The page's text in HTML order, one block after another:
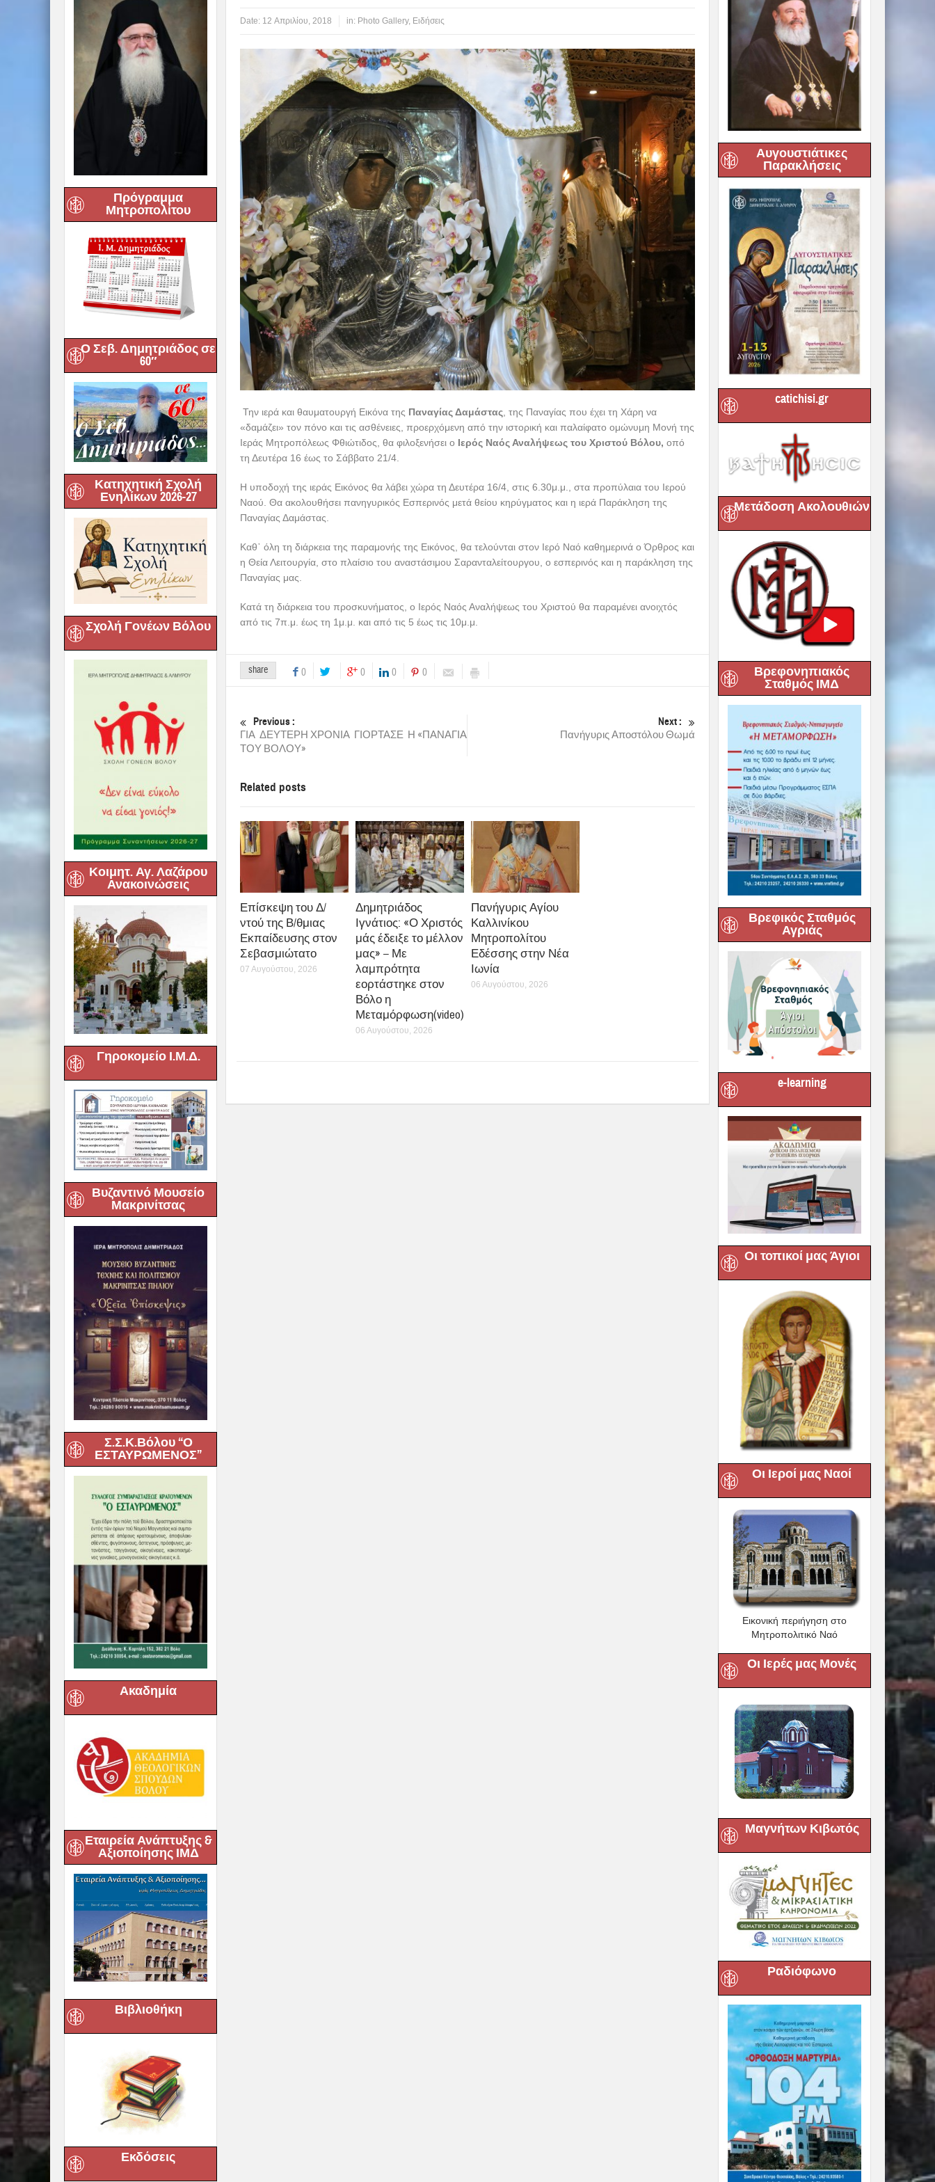
Πρόγραμμα
Μητροπολίτου
Ο Σεβ. Δημητριάδος σε
60″
Κατηχητική Σχολή
Ενηλίκων 2026-27
Σχολή Γονέων Βόλου
Κοιμητ. Αγ. Λαζάρου
Ανακοινώσεις
Γηροκομείο Ι.Μ.Δ.
Βυζαντινό Μουσείο
Μακρινίτσας
Σ.Σ.Κ.Βόλου “Ο
ΕΣΤΑΥΡΩΜΕΝΟΣ”
Ακαδημία
Εταιρεία Ανάπτυξης &
Αξιοποίησης ΙΜΔ
Βιβλιοθήκη
Εκδόσεις
Date: 12 Απριλίου, 2018 in: Photo Gallery, Ειδήσεις
Την ιερά και θαυματουργή Εικόνα της Παναγίας Δαμάστας, της Παναγίας που έχει τη Χάρη να
«δαμάζει» τον πόνο και τις ασθένειες, προερχόμενη από την ιστορική και παλαίφατο ομώνυμη Μονή της
Ιεράς Μητροπόλεως Φθιώτιδος, θα φιλοξενήσει ο Ιερός Ναός Αναλήψεως του Χριστού Βόλου, οπό
τη Δευτέρα 16 έως το Σάββατο 21/4.
Η υποδοχή της ιεράς Εικόνος θα λάβει χώρα τη Δευτέρα 16/4, στις 6.30μ.μ., στα προπύλαια του Ιερού
Ναού. Θα ακολουθήσει πανηγυρικός Εσπερινός μετά θείου κηρύγματος και η ιερά Παράκληση της
Παναγίας Δαμάστας.
Καθ᾿ όλη τη διάρκεια της παραμονής της Εικόνος, θα τελούνται στον Ιερό Ναό καθημερινά ο Όρθρος και
η Θεία Λειτουργία, στο πλαίσιο του αναστάσιμου Σαρανταλείτουργου, ο εσπερινός και η παράκληση της
Παναγίας μας.
Κατά τη διάρκεια του προσκυνήματος, ο Ιερός Ναός Αναλήψεως του Χριστού θα παραμένει ανοιχτός
από τις 7π.μ. έως τη 1μ.μ. και από τις 5 έως τις 10μ.μ.
share 0 0 0 0
Previous :
ΓΙΑ ΔΕΥΤΕΡΗ ΧΡΟΝΙΑ ΓΙΟΡΤΑΣΕ Η «ΠΑΝΑΓΙΑ
ΤΟΥ ΒΟΛΟΥ»
Next :
Πανήγυρις Αποστόλου Θωμά
Related posts
Επίσκεψη του Δ/
ντού της Β/θμιας
Εκπαίδευσης στον
Σεβασμιώτατο
07 Αυγούστου, 2026
Δημητριάδος
Ιγνάτιος: «Ο Χριστός
μάς έδειξε το μέλλον
μας» – Με
λαμπρότητα
εορτάστηκε στον
Βόλο η
Μεταμόρφωση(video)
06 Αυγούστου, 2026
Πανήγυρις Αγίου
Καλλινίκου
Μητροπολίτου
Εδέσσης στην Νέα
Ιωνία
06 Αυγούστου, 2026
Αυγουστιάτικες
Παρακλήσεις
catichisi.gr
Μετάδοση Ακολουθιών
Βρεφονηπιακός
Σταθμός ΙΜΔ
Βρεφικός Σταθμός
Αγριάς
e-learning
Οι τοπικοί μας Άγιοι
Οι Ιεροί μας Ναοί
Εικονική περιήγηση στο
Μητροπολιτικό Ναό
Οι Ιερές μας Μονές
Μαγνήτων Κιβωτός
Ραδιόφωνο